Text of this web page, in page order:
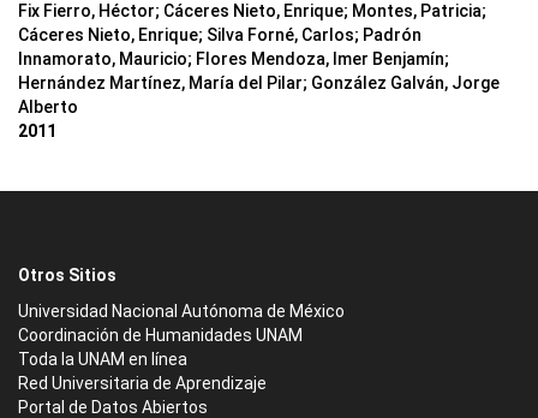
Fix Fierro, Héctor; Cáceres Nieto, Enrique; Montes, Patricia;
Cáceres Nieto, Enrique; Silva Forné, Carlos; Padrón
Innamorato, Mauricio; Flores Mendoza, Imer Benjamín;
Hernández Martínez, María del Pilar; González Galván, Jorge
Alberto
2011
Otros Sitios
Universidad Nacional Autónoma de México
Coordinación de Humanidades UNAM
Toda la UNAM en línea
Red Universitaria de Aprendizaje
Portal de Datos Abiertos